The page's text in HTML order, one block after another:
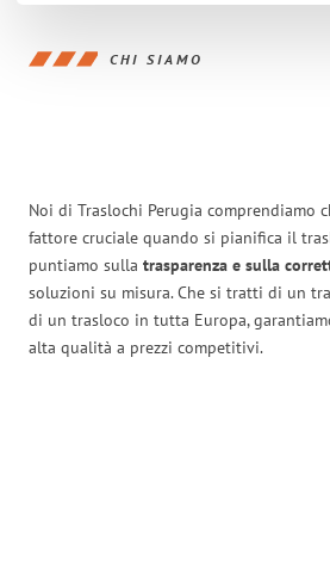
CHI SIAMO
Noi di Traslochi Perugia comprendiamo
fattore cruciale quando si pianifica il
puntiamo sulla trasparenza e sulla
soluzioni su misura. Che si tratti di un
di un trasloco in tutta Europa,
alta qualità a prezzi competitivi.